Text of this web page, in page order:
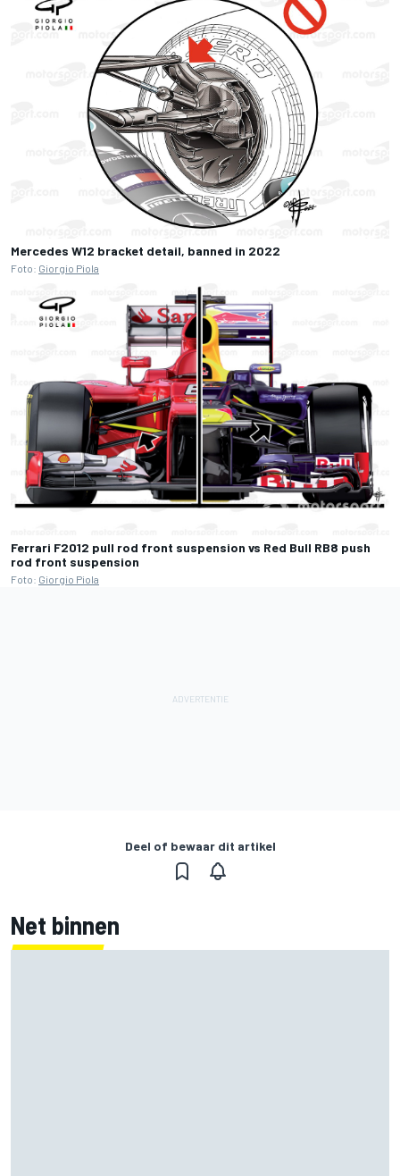
Mercedes W12 bracket detail, banned in 2022
Foto: Giorgio Piola
Ferrari F2012 pull rod front suspension vs Red Bull RB8 push
rod front suspension
Foto: Giorgio Piola
Deel of bewaar dit artikel
Net binnen